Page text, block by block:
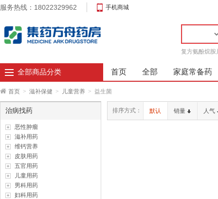
服务热线：18022329962 手机商城
复方氨酚烷胺
全部商品分类 首页 全部 家庭常备药
首页 > 滋补保健 > 儿童营养 > 益生菌
治病找药
恶性肿瘤
滋补用药
维钙营养
皮肤用药
五官用药
儿童用药
男科用药
妇科用药
排序方式： 默认 销量 人气